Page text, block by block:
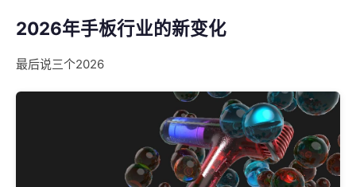
2026年手板行业的新变化
最后说三个2026